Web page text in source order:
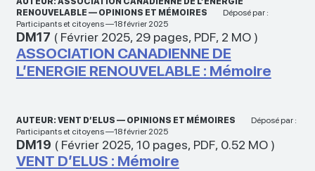
RENOUVELABLE — OPINIONS ET MÉMOIRES
Déposé par :
Participants et citoyens —18 février 2025
DM17 ( Février 2025, 29 pages, PDF, 2 MO)
ASSOCIATION CANADIENNE DE
L’ENERGIE RENOUVELABLE : Mémoire
AUTEUR: VENT D’ELUS — OPINIONS ET MÉMOIRES
Déposé par :
Participants et citoyens —18 février 2025
DM19 ( Février 2025, 10 pages, PDF, 0.52 MO)
VENT D’ELUS : Mémoire